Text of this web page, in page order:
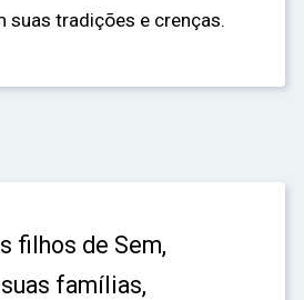
suas tradições e crenças.
filhos de Sem,
famílias,